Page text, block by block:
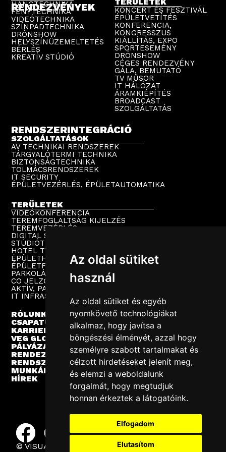
Az oldal sütiket
használ
Az oldal sütiket és egyéb
nyomkövető technológiákat
alkalmaz, hogy javítsa a
böngészési élményét, azzal hogy
személyre szabott tartalmakat és
célzott hirdetéseket jelenít meg,
és elemzi a weboldalunk
forgalmát, hogy megtudjuk
honnan érkeztek a látogatóink.
Elfogadom
Elutasítom
RENDEZVÉNYEK
HANGTECHNIKA
FÉNYTECHNIKA
VIDEÓTECHNIKA
SZÍNPADTECHNIKA
DRÓNSHOW
HELYSZÍNÜZEMELTETÉS
BÉRLÉS
KREATÍV STÚDIÓ
KONCERT ÉS FESZTIVÁL
ÉPÜLETVETÍTÉS
KONFERENCIA,
KONGRESSZUS
KIÁLLÍTÁS, EXPO
SPORTESEMÉNY
DRÓNSHOW
CÉGES RENDEZVÉNY
GÁLA, BEMUTATÓ
TV MŰSOR
IT HÁLÓZAT
ÁRAMKIÉPÍTÉS
BROADCAST
SZOLGÁLTATÁS
RENDSZERINTEGRÁCIÓ
SZOLGÁLTATÁSOK
AV TECHNIKAI RENDSZEREK
TÁRGYALÓTERMI TECHNIKA
BIZTONSÁGTECHNIKA
TOLMÁCSRENDSZEREK
IT SECURITY
ÉPÜLETVEZÉRLÉS, ÉPÜLETAUTOMATIKA
TERÜLETEK
VIDEÓKONFERENCIA
TEREMFOGLALTSÁG KIJELZÉS
TEREMVEZÉRLÉS
DIGITAL SIGNAGE
STÚDIÓTECHNIKA
HOTEL TV
ÉPÜLETHANGOSÍTÁS
ÉPÜLETFELÜGYELET
PARKOLÁSTECHNIKA
CO JELZŐRENDSZER
AKTÍV, PASSZÍV HÁLÓZAT
IT INFRASTRUKTÚRA
RÓLUNK
CSAPATUNK
KARRIER
VEG GLOBAL
PÁLYÁZATOK
RENDEZVÉNYEK
RENDSZERINTEGRÁCIÓ
MUNKÁINK
HÍREK
© VISUAL EUROPE GROUP 2025